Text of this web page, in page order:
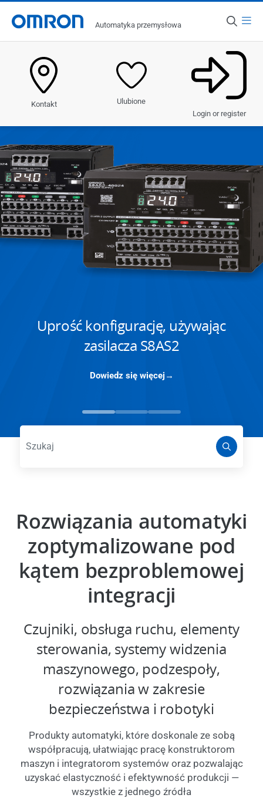
Automatyka przemysłowa
Kontakt
Ulubione
Login or register
Polska
Produkty
Branże
Obsługa i wsparcie
Nowości i odkrycia
Uprość konfigurację, używając
zasilacza S8AS2
Dowiedz się więcej
Rozwiązania automatyki
zoptymalizowane pod
kątem bezproblemowej
integracji
Czujniki, obsługa ruchu, elementy
sterowania, systemy widzenia
maszynowego, podzespoły,
rozwiązania w zakresie
bezpieczeństwa i robotyki
Produkty automatyki, które doskonale ze sobą
współpracują, ułatwiając pracę konstruktorom
maszyn i integratorom systemów oraz pozwalając
uzyskać elastyczność i efektywność produkcji —
wszystkie z jednego źródła